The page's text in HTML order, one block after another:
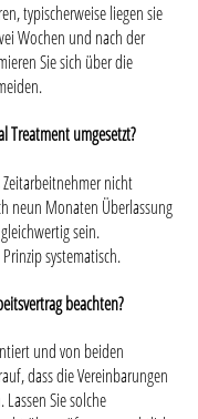
typischerweise liegen sie
Wochen und nach der
Sie sich über die
Treatment umgesetzt?
nicht
neun Monaten Überlassung
sein.
systematisch.
beachten?
und von beiden
dass die Vereinbarungen
Sie solche